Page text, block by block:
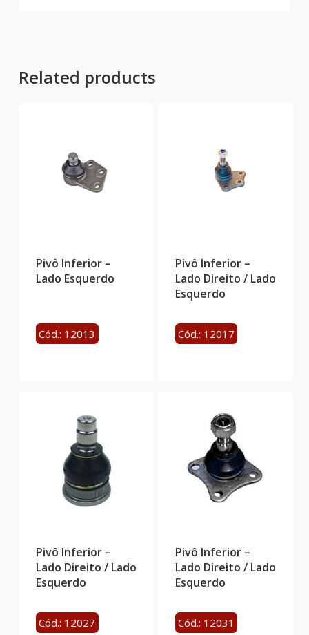
Related products
Pivô Inferior –
Lado Esquerdo
Cód.: 12013
Pivô Inferior –
Lado Direito / Lado
Esquerdo
Cód.: 12017
Pivô Inferior –
Lado Direito / Lado
Esquerdo
Cód.: 12027
Pivô Inferior –
Lado Direito / Lado
Esquerdo
Cód.: 12031